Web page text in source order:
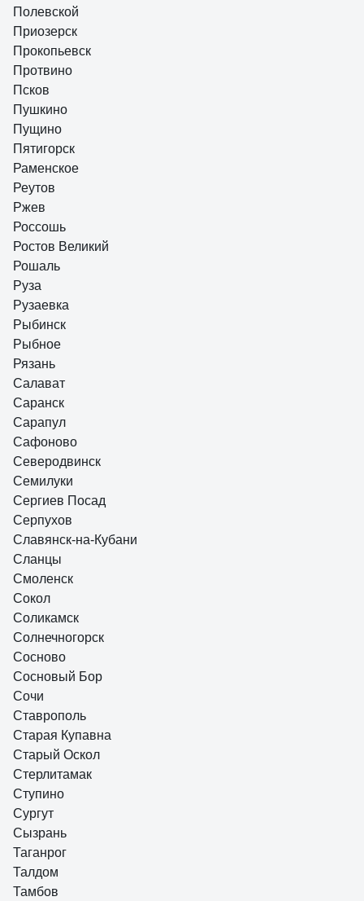
Полевской
Приозерск
Прокопьевск
Протвино
Псков
Пушкино
Пущино
Пятигорск
Раменское
Реутов
Ржев
Россошь
Ростов Великий
Рошаль
Руза
Рузаевка
Рыбинск
Рыбное
Рязань
Салават
Саранск
Сарапул
Сафоново
Северодвинск
Семилуки
Сергиев Посад
Серпухов
Славянск-на-Кубани
Сланцы
Смоленск
Сокол
Соликамск
Солнечногорск
Сосново
Сосновый Бор
Сочи
Ставрополь
Старая Купавна
Старый Оскол
Стерлитамак
Ступино
Сургут
Сызрань
Таганрог
Талдом
Тамбов